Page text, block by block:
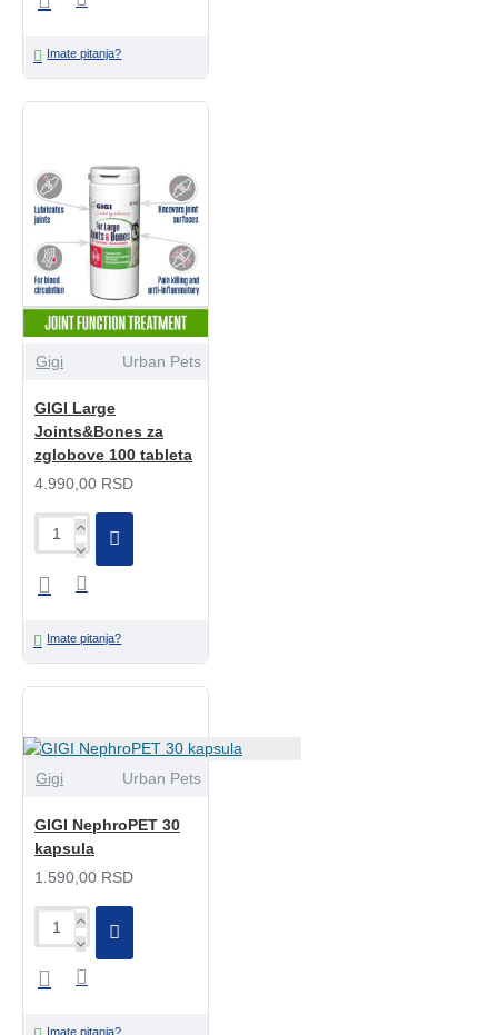
Imate pitanja?
Gigi Urban Pets
GIGI Large
Joints&Bones za
zglobove 100 tableta
4.990,00 RSD
Imate pitanja?
Gigi Urban Pets
GIGI NephroPET 30
kapsula
1.590,00 RSD
Imate pitanja?